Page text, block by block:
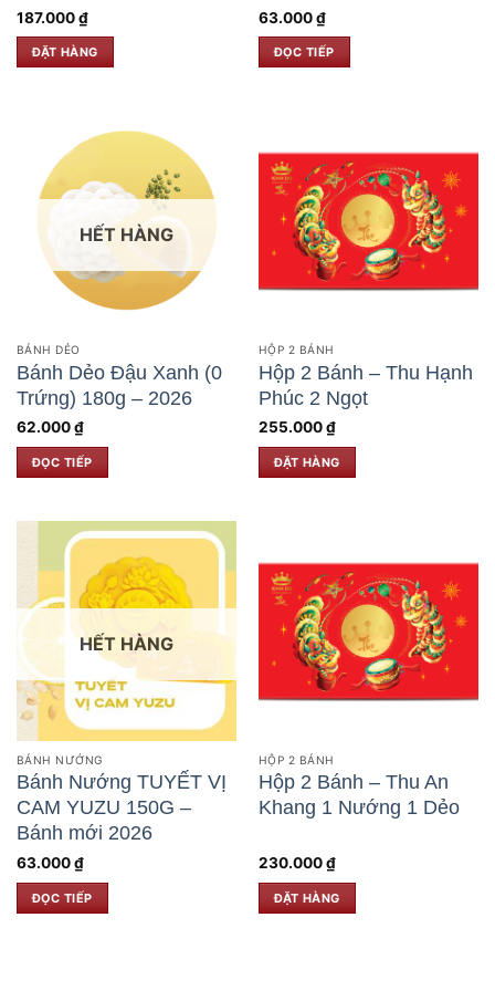
187.000₫
ĐẶT HÀNG
63.000₫
ĐỌC TIẾP
HẾT HÀNG
BÁNH DẺO
Bánh Dẻo Đậu Xanh (0
Trứng) 180g – 2026
62.000₫
ĐỌC TIẾP
HỘP 2 BÁNH
Hộp 2 Bánh – Thu Hạnh
Phúc 2 Ngọt
255.000₫
ĐẶT HÀNG
HẾT HÀNG
BÁNH NƯỚNG
Bánh Nướng TUYẾT VỊ
CAM YUZU 150G –
Bánh mới 2026
63.000₫
ĐỌC TIẾP
HỘP 2 BÁNH
Hộp 2 Bánh – Thu An
Khang 1 Nướng 1 Dẻo
230.000₫
ĐẶT HÀNG